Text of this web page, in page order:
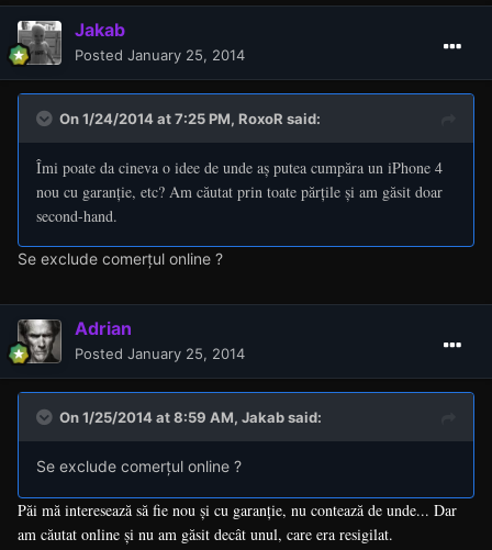
Jakab
Posted January 25, 2014
On 1/24/2014 at 7:25 PM, RoxoR said:
Îmi poate da cineva o idee de unde aș putea cumpăra un iPhone 4
nou cu garanție, etc? Am căutat prin toate părțile și am găsit doar
second-hand.
Se exclude comerțul online ?
Adrian
Posted January 25, 2014
On 1/25/2014 at 8:59 AM, Jakab said:
Se exclude comerțul online ?
Păi mă interesează să fie nou și cu garanție, nu contează de unde... Dar
am căutat online și nu am găsit decât unul, care era resigilat.